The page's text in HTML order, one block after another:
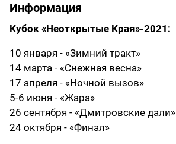
Информация
Кубок «Неоткрытые Края»-2021:
10 января - «Зимний тракт»
14 марта - «Снежная весна»
17 апреля - «Ночной вызов»
5-6 июня - «Жара»
26 сентября - «Дмитровские дали»
24 октября - «Финал»